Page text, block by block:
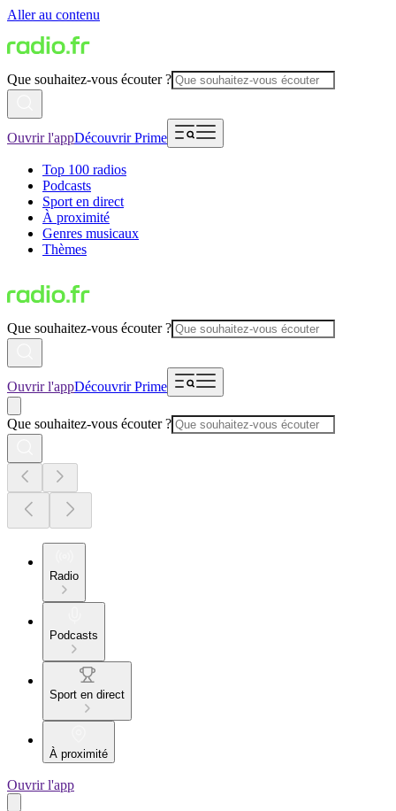
Aller au contenu
Que souhaitez-vous écouter ?
Ouvrir l'appDécouvrir Prime
Top 100 radios
Podcasts
Sport en direct
À proximité
Genres musicaux
Thèmes
Que souhaitez-vous écouter ?
Ouvrir l'appDécouvrir Prime
Que souhaitez-vous écouter ?
Radio
Podcasts
Sport en direct
À proximité
Ouvrir l'app